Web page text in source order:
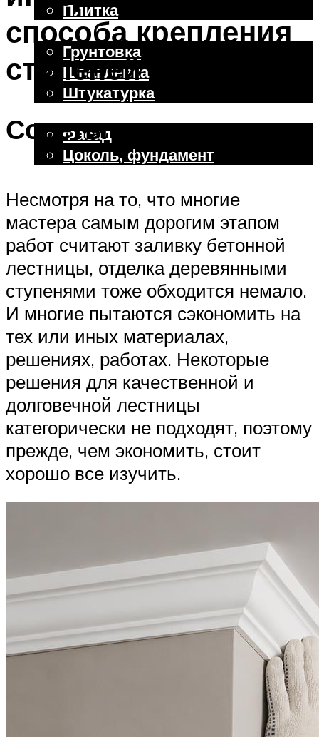
Плитка
Отделочные работы
Грунтовка
Шпаклевка
Штукатурка
Фасад
Цоколь, фундамент
Меню
способа крепления
ступеней
Советы по экономии
Несмотря на то, что многие
мастера самым дорогим этапом
работ считают заливку бетонной
лестницы, отделка деревянными
ступенями тоже обходится немало.
И многие пытаются сэкономить на
тех или иных материалах,
решениях, работах. Некоторые
решения для качественной и
долговечной лестницы
категорически не подходят, поэтому
прежде, чем экономить, стоит
хорошо все изучить.